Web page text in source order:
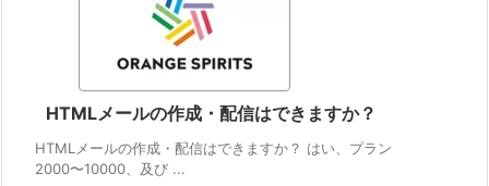
HTMLメールの作成・配信はできますか？
HTMLメールの作成・配信はできますか？ はい、プラン
2000〜10000、及び ...